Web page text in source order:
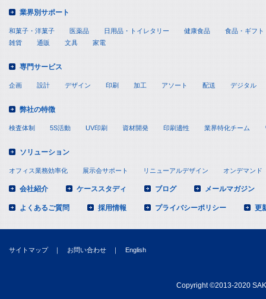
業界別サポート
和菓子・洋菓子 医薬品 日用品・トイレタリー 健康食品
食品・ギフト
雑貨
通販 文具 家電
専門サービス
企画 設計 デザイン 印刷 加工 アソート 配送 デジタル
弊社の特徴
検査体制 5S活動 UV印刷 資材開発 印刷適性 業界特化チーム
ソリューション
オフィス業務効率化 展示会サポート リニューアルデザイン オンデマンド
会社紹介 ケーススタディ ブログ メールマガジン
よくあるご質問 採用情報 プライバシーポリシー 更
サイトマップ ｜ お問い合わせ ｜ English
Copyright©2013-2020